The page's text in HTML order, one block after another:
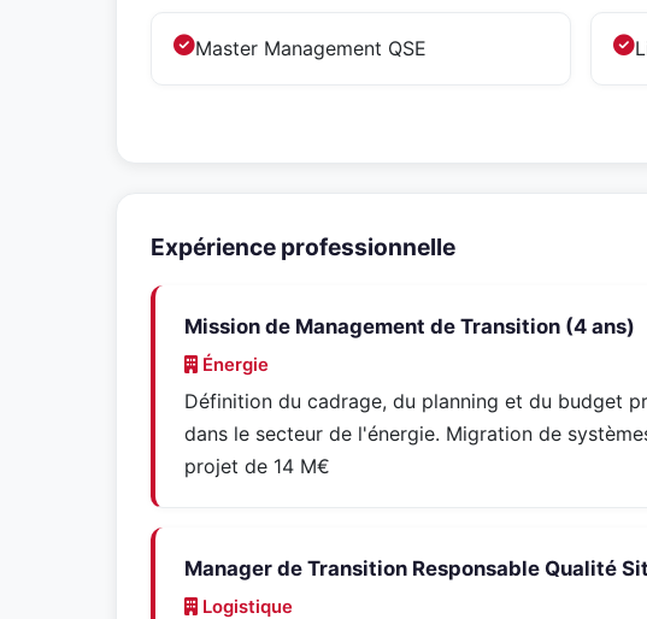
Master Management QSE
Expérience professionnelle
Mission de Management de Transition (4 ans)
Énergie
Définition du cadrage, du planning et du budget
dans le secteur de l'énergie. Migration de
projet de 14 M€
Manager de Transition Responsable Qualité
Logistique